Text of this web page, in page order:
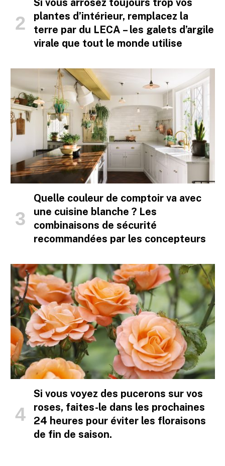
Si vous arrosez toujours trop vos
plantes d’intérieur, remplacez la
terre par du LECA – les galets d’argile
virale que tout le monde utilise
Quelle couleur de comptoir va avec
une cuisine blanche ? Les
combinaisons de sécurité
recommandées par les concepteurs
Si vous voyez des pucerons sur vos
roses, faites-le dans les prochaines
24 heures pour éviter les floraisons
de fin de saison.